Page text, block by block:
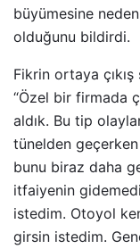
büyümesine
olduğunu bildirdi.
Fikrin ortaya
“Özel bir firmada
aldık. Bu tip
tünelden
bunu biraz daha
itfaiyenin
istedim. Otoyol
girsin istedim.